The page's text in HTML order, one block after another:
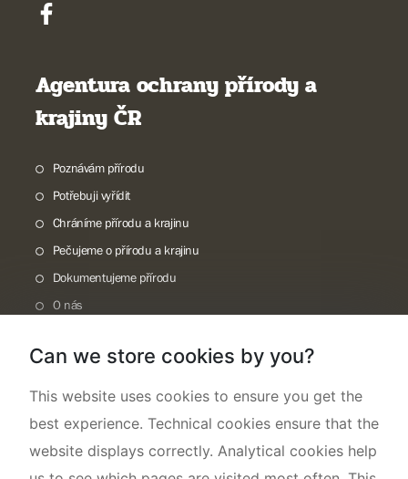
Agentura ochrany přírody a
krajiny ČR
Poznávám přírodu
Potřebuji vyřídit
Chráníme přírodu a krajinu
Pečujeme o přírodu a krajinu
Dokumentujeme přírodu
O nás
Can we store cookies by you?
This website uses cookies to ensure you get the
best experience. Technical cookies ensure that the
website displays correctly. Analytical cookies help